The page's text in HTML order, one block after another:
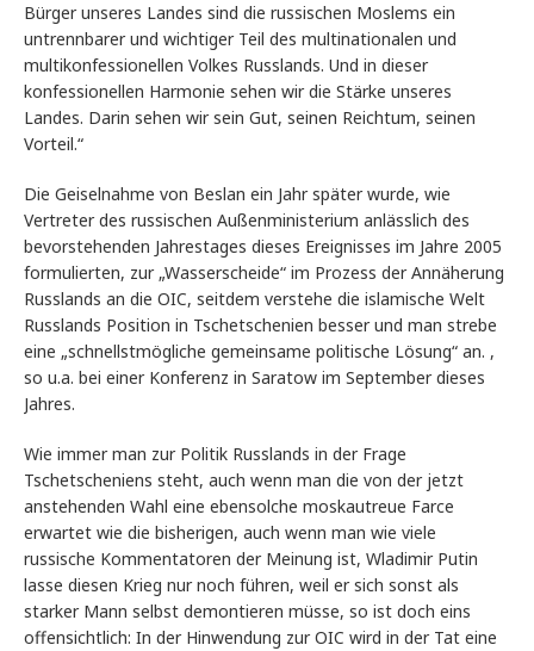
Bürger unseres Landes sind die russischen Moslems ein
untrennbarer und wichtiger Teil des multinationalen und
multikonfessionellen Volkes Russlands. Und in dieser
konfessionellen Harmonie sehen wir die Stärke unseres
Landes. Darin sehen wir sein Gut, seinen Reichtum, seinen
Vorteil.“
Die Geiselnahme von Beslan ein Jahr später wurde, wie
Vertreter des russischen Außenministerium anlässlich des
bevorstehenden Jahrestages dieses Ereignisses im Jahre 2005
formulierten, zur „Wasserscheide“ im Prozess der Annäherung
Russlands an die OIC, seitdem verstehe die islamische Welt
Russlands Position in Tschetschenien besser und man strebe
eine „schnellstmögliche gemeinsame politische Lösung“ an. ,
so u.a. bei einer Konferenz in Saratow im September dieses
Jahres.
Wie immer man zur Politik Russlands in der Frage
Tschetscheniens steht, auch wenn man die von der jetzt
anstehenden Wahl eine ebensolche moskautreue Farce
erwartet wie die bisherigen, auch wenn man wie viele
russische Kommentatoren der Meinung ist, Wladimir Putin
lasse diesen Krieg nur noch führen, weil er sich sonst als
starker Mann selbst demontieren müsse, so ist doch eins
offensichtlich: In der Hinwendung zur OIC wird in der Tat eine